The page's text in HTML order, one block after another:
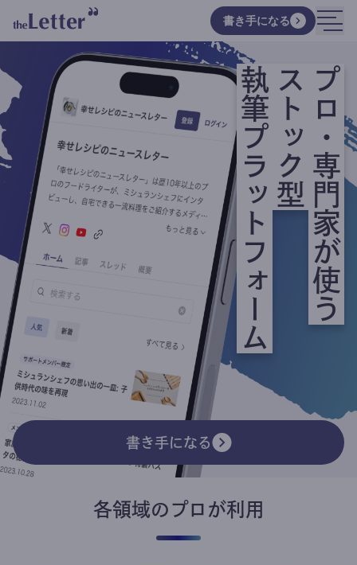
書き手になる
プロ・専門家が使う
ストック型
執筆プラットフォーム
書き手になる
各領域のプロが利用